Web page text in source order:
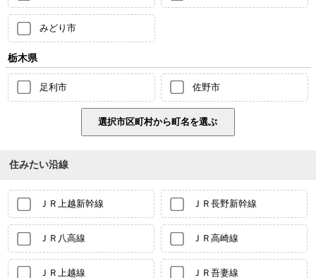
みどり市
栃木県
足利市 佐野市
住みたい沿線
ＪＲ上越新幹線 ＪＲ長野新幹線
ＪＲ八高線 ＪＲ高崎線
ＪＲ上越線 ＪＲ吾妻線